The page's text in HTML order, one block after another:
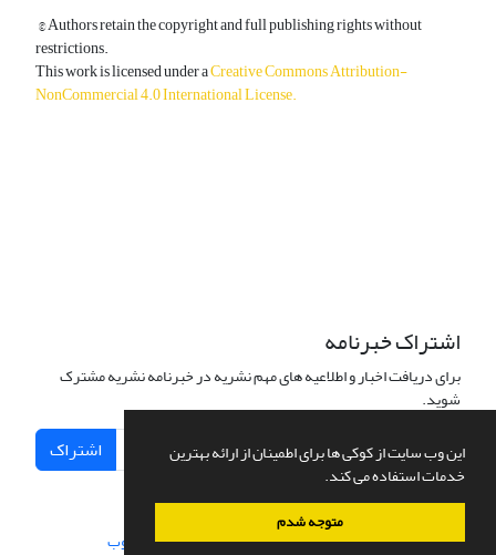
این وب سایت از کوکی ها برای اطمینان از ارائه بهترین
خدمات استفاده می کند.
متوجه شدم
© Authors retain the copyright and full publishing rights without
restrictions.
This work is licensed under aCreative Commons Attribution-
NonCommercial 4.0 International License.
اشتراک خبرنامه
برای دریافت اخبار و اطلاعیه های مهم نشریه در خبرنامه نشریه مشترک
شوید.
اشتراک
سامانه مدیریت نشریات علمی.طراحی و پیاده سازی از سیناوب